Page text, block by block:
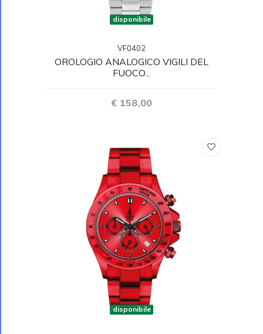
disponibile
VF0402
OROLOGIO ANALOGICO VIGILI DEL
FUOCO...
€ 158,00
disponibile